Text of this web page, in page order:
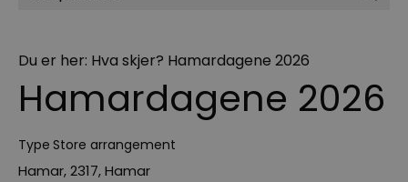
Du er her: Hva skjer? Hamardagene 2026
Hamardagene 2026
Type Store arrangement
Hamar,2317,Hamar